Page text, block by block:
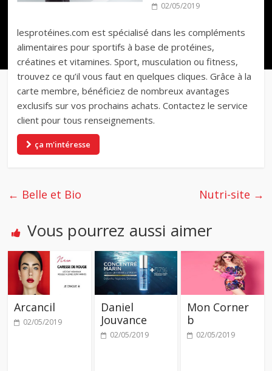
02/05/2019
lesprotéines.com est spécialisé dans les compléments
alimentaires pour sportifs à base de protéines,
créatines et vitamines. Sport, musculation ou fitness,
trouvez ce qu’il vous faut en quelques cliques. Grâce à la
carte membre, bénéficiez de nombreux avantages
exclusifs sur vos prochains achats. Contactez le service
client pour tous renseignements.
ça m'intéresse
← Belle et Bio Nutri-site →
Vous pourrez aussi aimer
Arcancil
02/05/2019
Daniel
Jouvance
02/05/2019
Mon Corner
b
02/05/2019